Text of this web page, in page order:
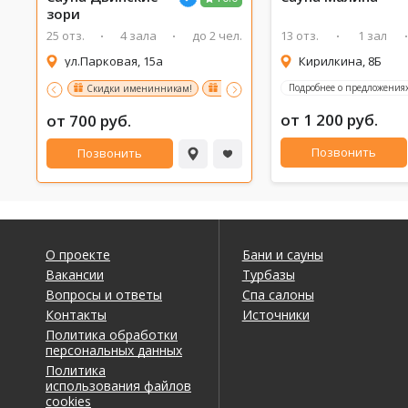
зори
25 отз. 4 зала
до 2 чел.
ул.Парковая, 15а
Скидки именинникам! На первое посещение СКИДКА
от 700 руб.
Позвонить
13 отз. 1 зал
Кирилкина, 8Б
Подробнее о
от 1 200 руб.
Позвонить
О проекте
Вакансии
Вопросы и ответы
Контакты
Политика обработки
персональных данных
Политика
использования файлов
cookies
Бани и сауны
Турбазы
Спа салоны
Источники